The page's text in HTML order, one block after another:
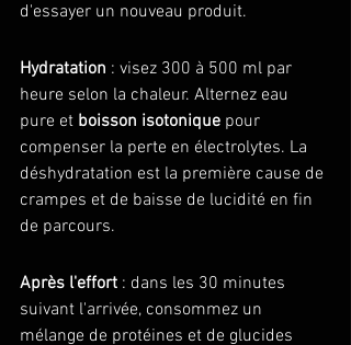
d'essayer un nouveau produit.
Hydratation : visez 300 à 500 ml par
heure selon la chaleur. Alternez eau
pure et boisson isotonique pour
compenser la perte en électrolytes. La
déshydratation est la première cause de
crampes et de baisse de lucidité en fin
de parcours.
Après l'effort : dans les 30 minutes
suivant l'arrivée, consommez un
mélange de protéines et de glucides